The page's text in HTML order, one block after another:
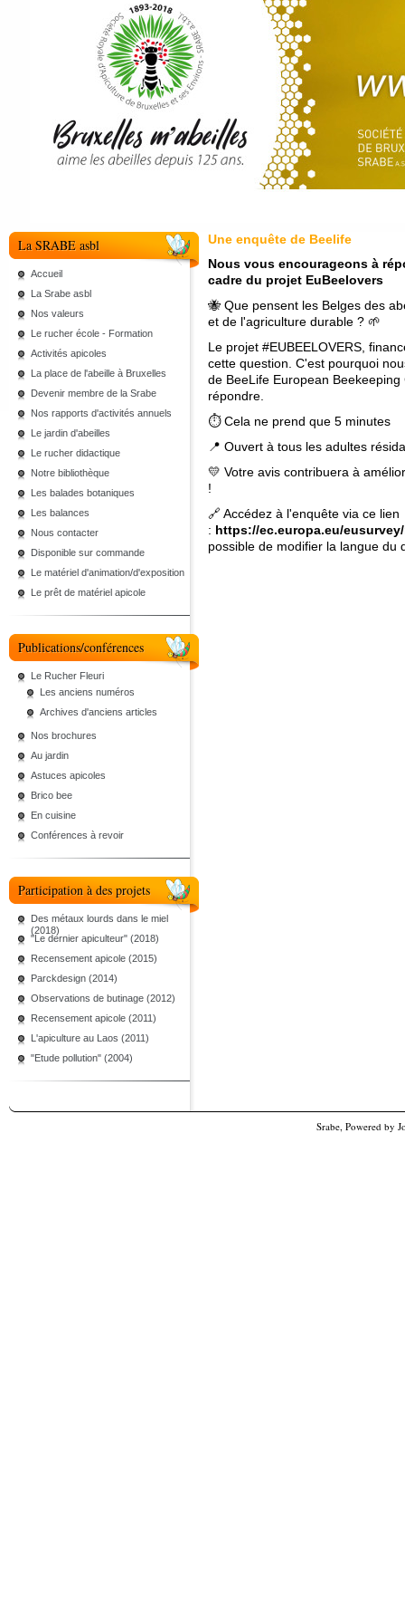
La SRABE asbl
Accueil
La Srabe asbl
Nos valeurs
Le rucher école - Formation
Activités apicoles
La place de l'abeille à Bruxelles
Devenir membre de la Srabe
Nos rapports d'activités annuels
Le jardin d'abeilles
Le rucher didactique
Notre bibliothèque
Les balades botaniques
Les balances
Nous contacter
Disponible sur commande
Le matériel d'animation/d'exposition
Le prêt de matériel apicole
Publications/conférences
Le Rucher Fleuri
Les anciens numéros
Archives d'anciens articles
Nos brochures
Au jardin
Astuces apicoles
Brico bee
En cuisine
Conférences à revoir
Participation à des projets
Des métaux lourds dans le miel
(2018)
"Le dernier apiculteur" (2018)
Recensement apicole (2015)
Parckdesign (2014)
Observations de butinage (2012)
Recensement apicole (2011)
L'apiculture au Laos (2011)
"Etude pollution" (2004)
Une enquête de Beelife
Nous vous encourageons à
cadre du projet EuBeelovers
🐝 Que pensent les Belges des
et de l'agriculture durable ? 🌱
Le projet #EUBEELOVERS,
cette question. C'est pourquoi
de BeeLife European
répondre.
⏱ Cela ne prend que 5 minutes
📍 Ouvert à tous les adultes
💛 Votre avis contribuera à
!
🔗 Accédez à l'enquête via ce lien
: https://ec.europa.eu/
possible de modifier la langue du
Srabe, Powered by